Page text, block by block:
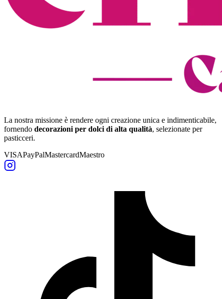
La nostra missione è rendere ogni creazione unica e indimenticabile,
fornendo decorazioni per dolci di alta qualità, selezionate per
pasticceri.
VISAPayPalMastercardMaestro